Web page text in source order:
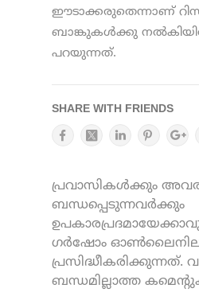
ഈടാക്കരുതെന്നാണ്
ബാങ്കുകള്‍ക്കു
പറയുന്നത്.
SHARE WITH FRIENDS
പ്രവാസികൾക്കും
ബന്ധപ്പെടുന്നവർക്കും
ഗർഷോം
പ്രസിദ്ധീകരിക്കുന്നത്.
ബന്ധമില്ലാത്ത